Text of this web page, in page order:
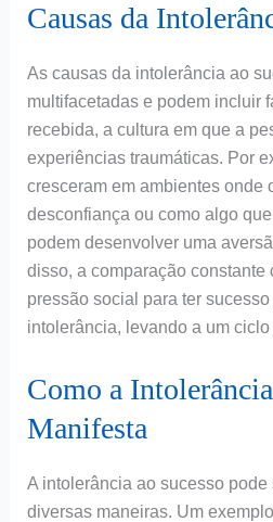
Causas da
As causas da intolerância ao
multifacetadas e podem incluir
recebida, a cultura em que a
experiências traumáticas. Por
cresceram em ambientes onde
desconfiança ou como algo
podem desenvolver uma
disso, a comparação constante
pressão social para ter
intolerância, levando a um
Como a
Manifesta
A intolerância ao sucesso pode
diversas maneiras. Um